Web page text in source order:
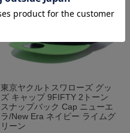
東京ヤクルトスワローズ グッ
ズ キャップ 9FIFTY 2トーン
スナップバック Cap ニューエ
ラ/New Era ネイビー ライムグ
リーン